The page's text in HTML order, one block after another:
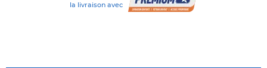
la livraison avec